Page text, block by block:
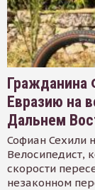
Гражданина
Евразию на
Дальнем
Софиан Сехили
Велосипедист,
скорости
незаконном